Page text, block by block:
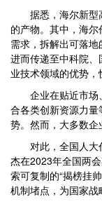
据悉，海尔新型
的产物。其中，海尔
需求，拆解出可落地
进而传递至中科院
业技术领域的优势，
企业在贴近市场
合各类创新资源力
势。然而，大多数企
对此，全国人大
杰在2023年全国两
索可复制的“揭榜挂
机制堵点，为国家战